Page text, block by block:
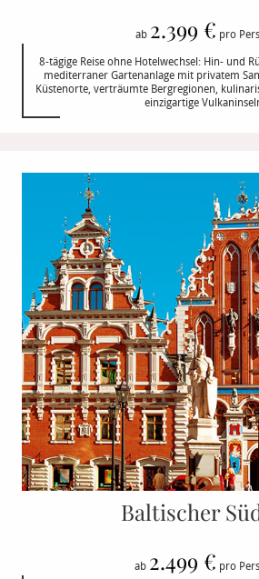
ab 2.399 € pro
8-tägige Reise ohne Hotelwechsel: Hin- und
mediterraner Gartenanlage mit privatem
Küstenorte, verträumte Bergregionen,
einzigartige
Baltischer
ab 2.499 € pro